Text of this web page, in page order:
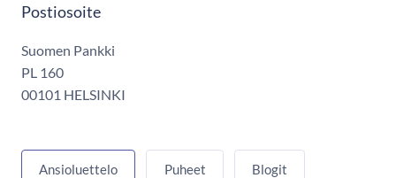
Postiosoite
Suomen Pankki
PL 160
00101 HELSINKI
Ansioluettelo Puheet Blogit